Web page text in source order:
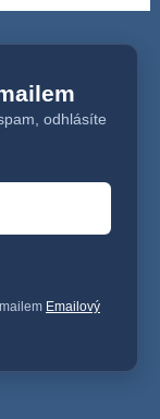
odhlásíte
Emailový